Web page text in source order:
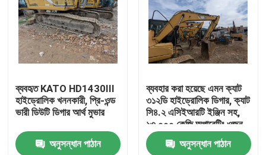
ভিডিও
আমাদের সম্বন্ধে
কারখানা পরিদর্শন
গুণমান নিয়ন্ত্রণ
ব্যবহৃত KATO HD1430III
হাইড্রোলিক খননকারী, প্রি-ওন্ড
ভারী ডিউটি ডিগার আর্থ মুভার
অনুসন্ধান পাঠান
ব্যবহার করা হয়েছে এমন ক্যাট
৩১২ডি হাইড্রোলিক ডিগার, ক্যাট
সি৪.২ এসিইআরটি ইঞ্জিন সহ,
১৩,০০০ কেজি অপারেটিং ওজন
এবং ৬.৪৪ মিটার সর্বোচ্চ খনন
গভীরতা
অনুসন্ধান পাঠান